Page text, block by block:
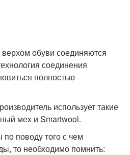
обуви соединяются
соединения
полностью
использует такие
мех и Smartwool.
поводу того с чем
то необходимо помнить: